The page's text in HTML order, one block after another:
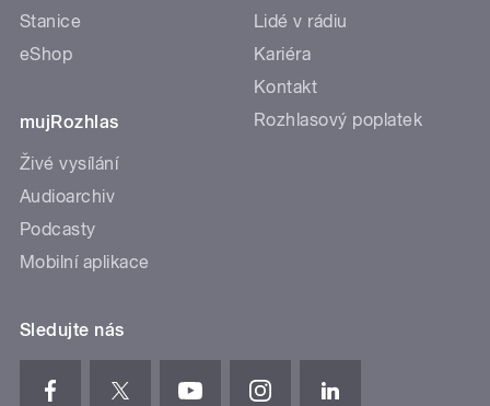
Stanice
eShop
mujRozhlas
Živé vysílání
Audioarchiv
Podcasty
Mobilní aplikace
Lidé v rádiu
Kariéra
Kontakt
Rozhlasový poplatek
Sledujte nás